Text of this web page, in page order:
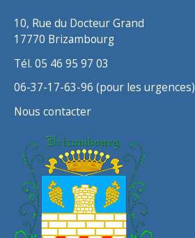
10, Rue du Docteur Grand
17770 Brizambourg
Tél. 05 46 95 97 03
06-37-17-63-96 (pour les urgences)
Nous contacter